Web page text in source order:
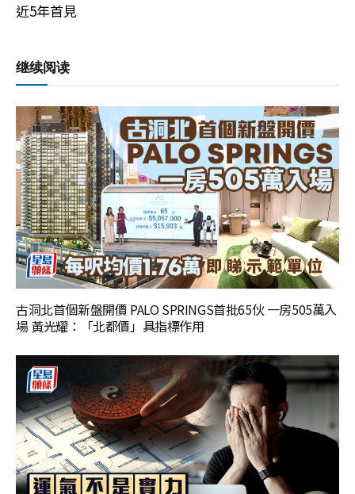
近5年首見
继续阅读
古洞北首個新盤開價 PALO SPRINGS首批65伙 一房505萬入
場 黃光耀：「北都價」具指標作用